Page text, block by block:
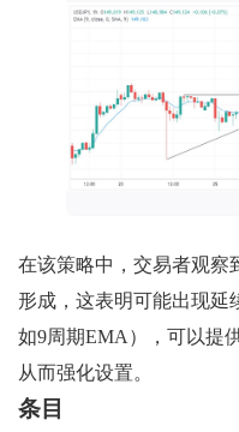
在该策略中，交易者观察
形成，这表明可能出现延
如9周期EMA），可以提
从而强化设置。
条目